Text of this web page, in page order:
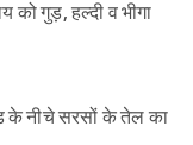
को गुड़, हल्दी व भीगा
के नीचे सरसों के तेल का